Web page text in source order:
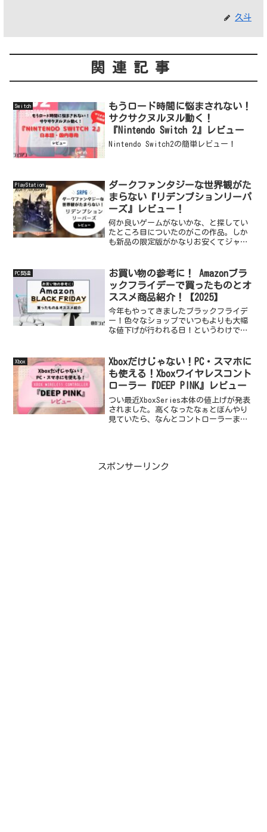
久斗
関連記事
Switch
もうロード時間に悩まされない！
サクサクヌルヌル動く！
『Nintendo Switch 2』レビュー
Nintendo Switch2の簡単レビュー！
PlayStation
ダークファンタジーな世界観がた
まらない『リデンプションリーパ
ーズ』レビュー！
何か良いゲームがないかな、と探してい
たところ目についたのがこの作品。しか
も新品の限定版がかなりお安くてジャン
す！パケ買いというかサントラ買いでし
たが、大当たりを引いた気分...
PC関連
お買い物の参考に！ Amazonブラ
ックフライデーで買ったものとオ
ススメ商品紹介！【2025】
今年もやってきましたブラックフライデ
ー！色々なショップでいつもよりも大幅
な値下げが行われる日！というわけで今
る方のお買い物の参考になれば幸いで
す。※別のセールで購...
Xbox
Xboxだけじゃない！PC・スマホに
も使える！Xboxワイヤレスコント
ローラー『DEEP PINK』レビュー
つい最近XboxSeries本体の値上げが発表
されました。高くなったなぁとぼんやり
見ていたら、なんとコントローラーまで
スポンサーリンク